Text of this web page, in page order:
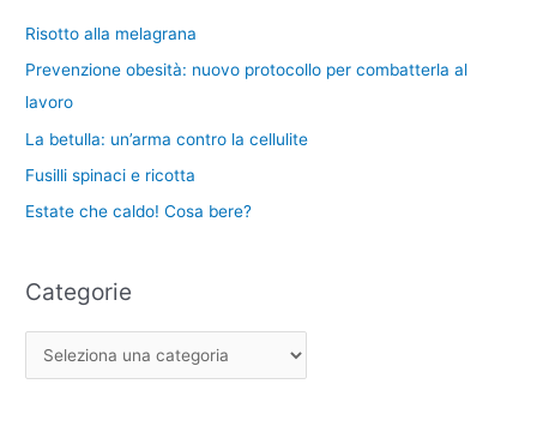
Risotto alla melagrana
Prevenzione obesità: nuovo protocollo per combatterla al
lavoro
La betulla: un’arma contro la cellulite
Fusilli spinaci e ricotta
Estate che caldo! Cosa bere?
Categorie
i
e